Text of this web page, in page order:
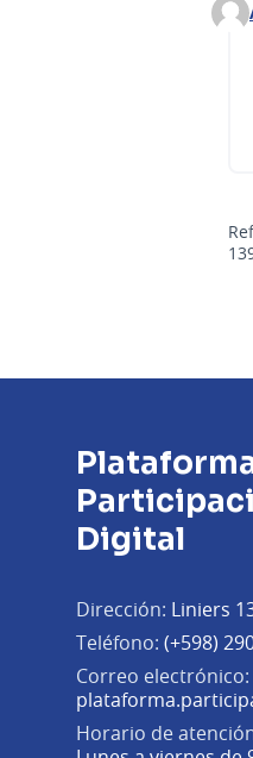
Digital
Dirección: Liniers
Teléfono: (+598)
Correo electrónico:
Horario de